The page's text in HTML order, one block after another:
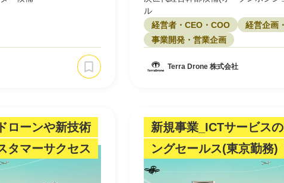
ル
経営者・CEO・COO
経営企画
事業開発・営業企画
Terra Drone 株式会社
ローンや新技術
タマーサクセス
新規事業_ICTサービス
ングセールス(東京勤務)